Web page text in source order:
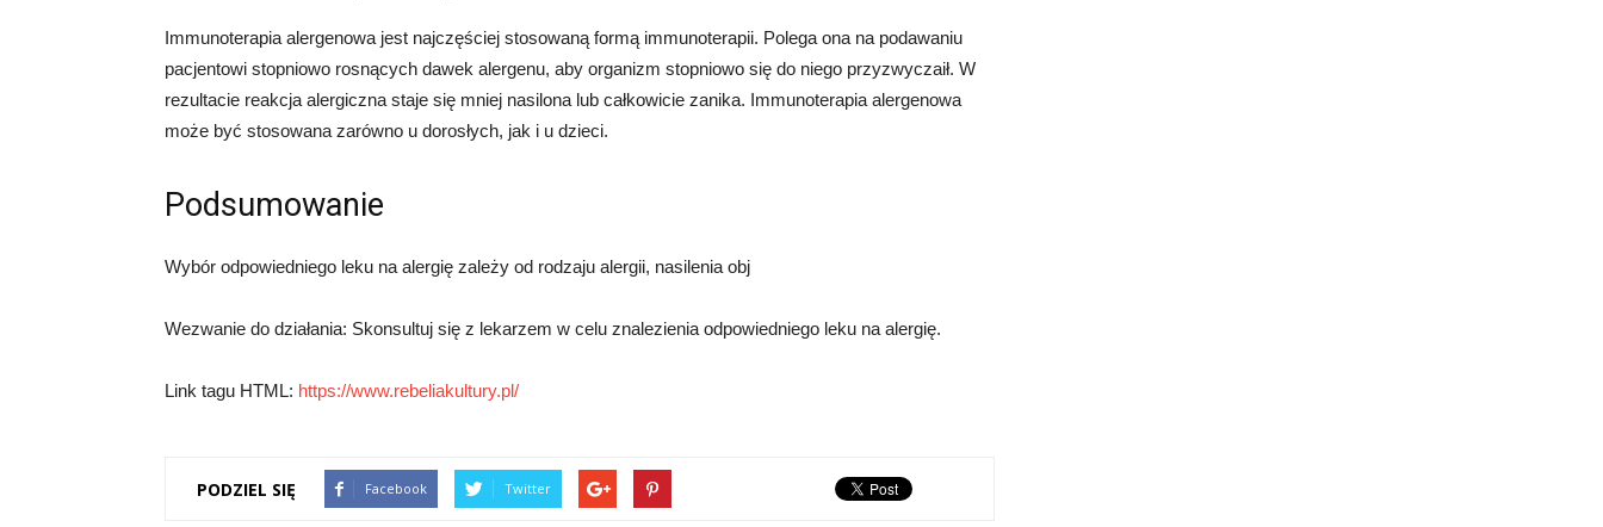
Immunoterapia alergenowa jest najczęściej stosowaną formą immunoterapii. Polega ona na podawaniu
pacjentowi stopniowo rosnących dawek alergenu, aby organizm stopniowo się do niego przyzwyczaił. W
rezultacie reakcja alergiczna staje się mniej nasilona lub całkowicie zanika. Immunoterapia alergenowa
może być stosowana zarówno u dorosłych, jak i u dzieci.
Podsumowanie
Wybór odpowiedniego leku na alergię zależy od rodzaju alergii, nasilenia obj
Wezwanie do działania: Skonsultuj się z lekarzem w celu znalezienia odpowiedniego leku na alergię.
Link tagu HTML: https://www.rebeliakultury.pl/
PODZIEL SIĘ Facebook Twitter